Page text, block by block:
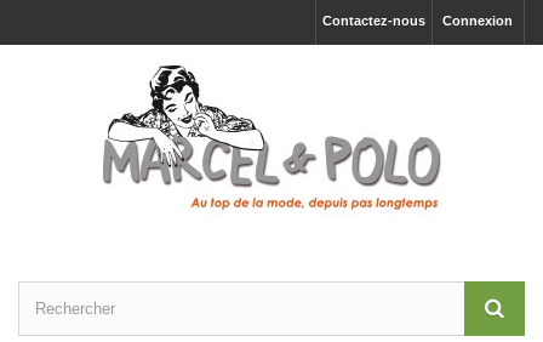
Connexion
Contactez-nous